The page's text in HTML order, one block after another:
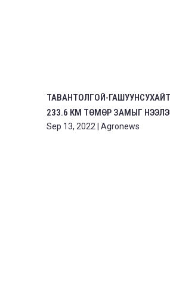
ТАВАНТОЛГОЙ-
233.6 КМ ТӨМӨР ЗАМЫГ
Sep 13, 2022 Agronews